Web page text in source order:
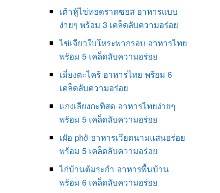
เต้าหู้ไข่ทอดราดซอส อาหารแบบ
ง่ายๆ พร้อม 3 เคล็ดลับความอร่อย
ไข่เจียวใบโหระพากรอบ อาหารไทย
พร้อม 5 เคล็ดลับความอร่อย
เมี่ยงตะไคร้ อาหารไทย พร้อม 6
เคล็ดลับความอร่อย
แกงเลียงกะทิสด อาหารไทยง่ายๆ
พร้อม 5 เคล็ดลับความอร่อย
เฝ๋อ phở อาหารเวียดนามแสนอร่อย
พร้อม 5 เคล็ดลับความอร่อย
ไก่บ้านต้มระกำ อาหารพื้นบ้าน
พร้อม 6 เคล็ดลับความอร่อย